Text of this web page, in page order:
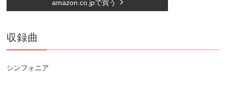
amazon.co.jpで買う
収録曲
シンフォニア